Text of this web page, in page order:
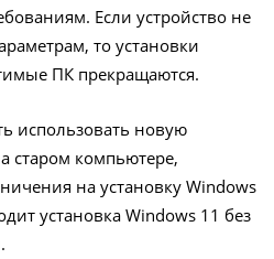
Если устройство не
то установки
ПК прекращаются.
использовать новую
старом компьютере,
на установку Windows
установка Windows 11 без